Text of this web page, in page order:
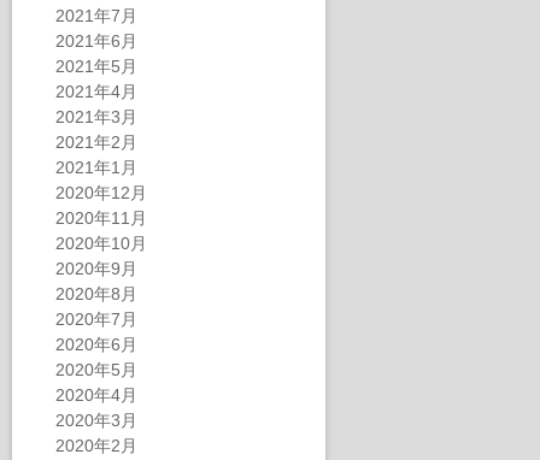
2021年7月
2021年6月
2021年5月
2021年4月
2021年3月
2021年2月
2021年1月
2020年12月
2020年11月
2020年10月
2020年9月
2020年8月
2020年7月
2020年6月
2020年5月
2020年4月
2020年3月
2020年2月